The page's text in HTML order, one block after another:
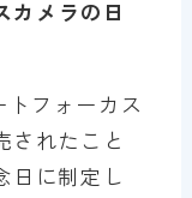
カメラの日
トフォーカス
されたこと
日に制定し